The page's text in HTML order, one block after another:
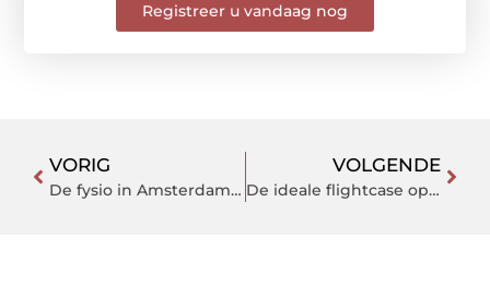
Registreer u vandaag nog
VORIG
De fysio in Amsterdam verbetert je lichaam
VOLGENDE
De ideale flightcase op maat is beschikbaar voor al uw wensen!